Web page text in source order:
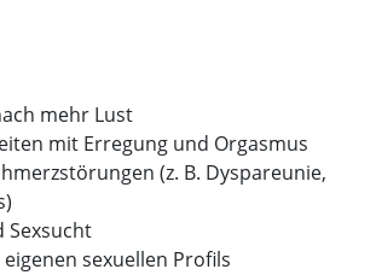
mehr Lust
mit Erregung und Orgasmus
(z. B. Dyspareunie,
Sexsucht
eigenen sexuellen Profils